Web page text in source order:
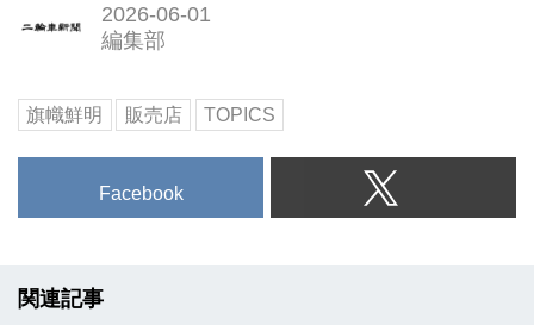
2026-06-01
編集部
旗幟鮮明 販売店 TOPICS
Facebook
関連記事